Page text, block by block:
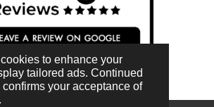
to enhance your
tailored ads. Continued
your acceptance of